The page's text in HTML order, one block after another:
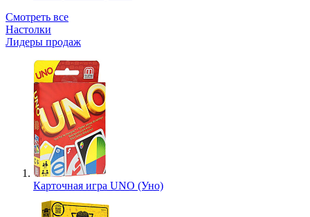
Смотреть все
Настолки
Лидеры продаж
Карточная игра UNO (Уно)